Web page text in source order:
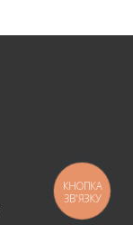
КНОПКА
ЗВ'ЯЗКУ